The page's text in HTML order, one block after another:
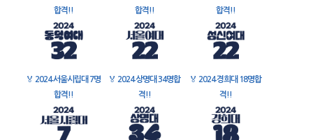
합격!!
합격!!
합격!!
🏅 2024 서울시립대 7명
합격!!
🏅 2024 상명대 34명합
격!!
🏅 2024 경희대 18명합
격!!